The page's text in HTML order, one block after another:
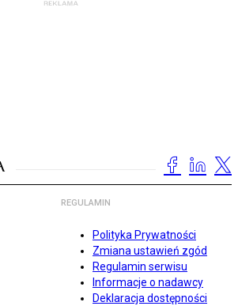
REGULAMIN
Polityka Prywatności
Zmiana ustawień zgód
Regulamin serwisu
Informacje o nadawcy
Deklaracja dostępności